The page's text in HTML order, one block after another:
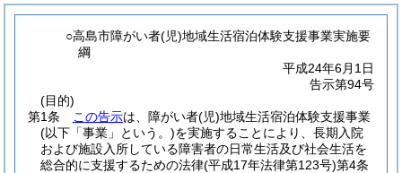
○高島市障がい者(児)地域生活宿泊体験支援事業実施要
綱
平成24年6月1日
告示第94号
(目的)
第1条
この告示は、障がい者(児)地域生活宿泊体験支援事業
(以下「事業」という。)を実施することにより、長期入院
および施設入所している障害者の日常生活及び社会生活を
総合的に支援するための法律(平成17年法律第123号)第4条